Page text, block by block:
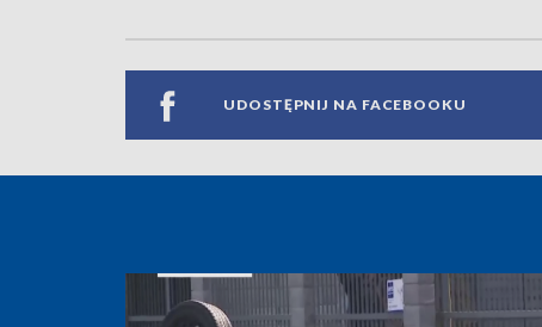
UDOSTĘPNIJ NA FACEBOOKU